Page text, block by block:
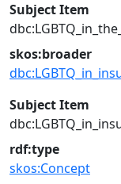
Subject Item
skos:broader
Subject Item
rdf:type
skos:Concept